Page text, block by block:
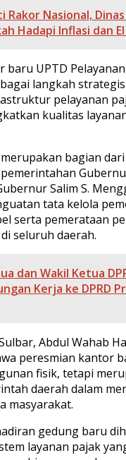
Rakor Nasional,
Hadapi Inflasi dan
baru UPTD
langkah
pelayanan
kualitas
bagian
Salim S.
tata kelola
serta pemerataan
seluruh daerah.
dan Wakil Ketua
Kerja ke DPRD
Abdul Wahab
peresmian kantor
fisik, tetapi
daerah dalam
masyarakat.
gedung baru
layanan pajak